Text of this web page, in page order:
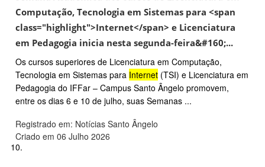
Computação, Tecnologia em Sistemas para <span
class="highlight">Internet</span> e Licenciatura
em Pedagogia inicia nesta segunda-feira&#160;...
Os cursos superiores de Licenciatura em Computação,
Tecnologia em Sistemas para Internet (TSI) e Licenciatura em
Pedagogia do IFFar – Campus Santo Ângelo promovem,
entre os dias 6 e 10 de julho, suas Semanas ...
Registrado em: Notícias Santo Ângelo
Criado em 06 Julho 2026
10.